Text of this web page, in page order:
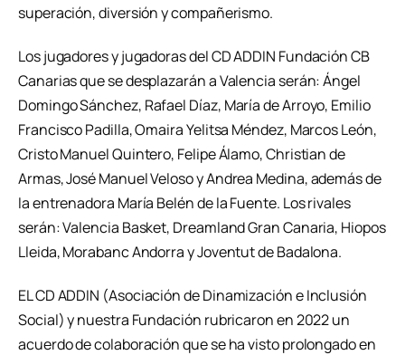
superación, diversión y compañerismo.
Los jugadores y jugadoras del CD ADDIN Fundación CB
Canarias que se desplazarán a Valencia serán: Ángel
Domingo Sánchez, Rafael Díaz, María de Arroyo, Emilio
Francisco Padilla, Omaira Yelitsa Méndez, Marcos León,
Cristo Manuel Quintero, Felipe Álamo, Christian de
Armas, José Manuel Veloso y Andrea Medina, además de
la entrenadora María Belén de la Fuente. Los rivales
serán: Valencia Basket, Dreamland Gran Canaria, Hiopos
Lleida, Morabanc Andorra y Joventut de Badalona.
EL CD ADDIN (Asociación de Dinamización e Inclusión
Social) y nuestra Fundación rubricaron en 2022 un
acuerdo de colaboración que se ha visto prolongado en